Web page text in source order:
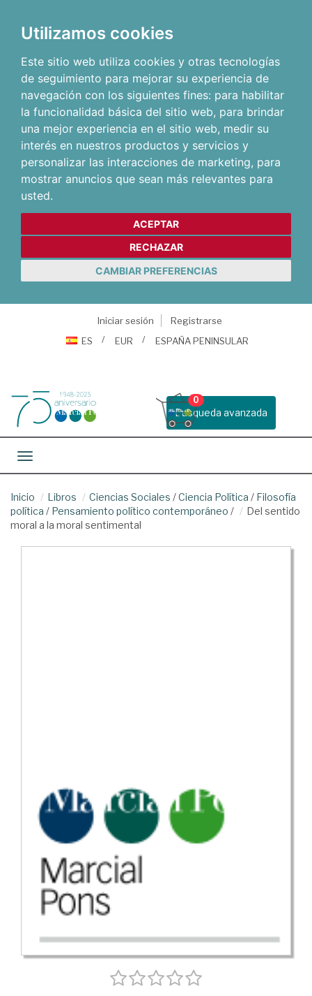
Utilizamos cookies
Este sitio web utiliza cookies y otras tecnologías
de seguimiento para mejorar su experiencia de
navegación con los siguientes fines: para habilitar
la funcionalidad básica del sitio web, para brindar
una mejor experiencia en el sitio web, medir su
interés en nuestros productos y servicios y
personalizar las interacciones de marketing, para
mostrar anuncios que sean más relevantes para
usted.
ACEPTAR
RECHAZAR
CAMBIAR PREFERENCIAS
Iniciar sesión
Registrarse
ES
EUR ESPAÑA PENINSULAR
Busqueda avanzada
0
Toggle navigation
Inicio Libros Ciencias Sociales /Ciencia Política / Filosofía
política / Pensamiento político contemporáneo /
Del sentido
moral a la moral sentimental